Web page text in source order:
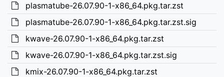
plasmatube-26.07.90-1-x86_64.pkg.tar.zst
plasmatube-26.07.90-1-x86_64.pkg.tar.zst.sig
kwave-26.07.90-1-x86_64.pkg.tar.zst
kwave-26.07.90-1-x86_64.pkg.tar.zst.sig
kmix-26.07.90-1-x86_64.pkg.tar.zst